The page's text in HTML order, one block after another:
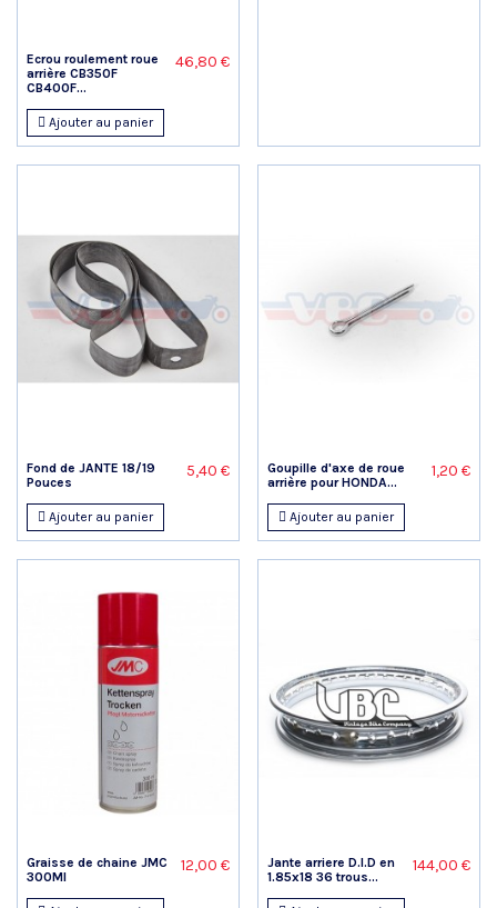
Ecrou roulement roue
arrière CB350F
CB400F...
46,80 €
Ajouter au panier
Fond de JANTE 18/19
Pouces
5,40 €
Ajouter au panier
Goupille d'axe de roue
arrière pour HONDA...
1,20 €
Ajouter au panier
Graisse de chaine JMC
300Ml
12,00 €
Jante arriere D.I.D en
1.85x18 36 trous...
144,00 €